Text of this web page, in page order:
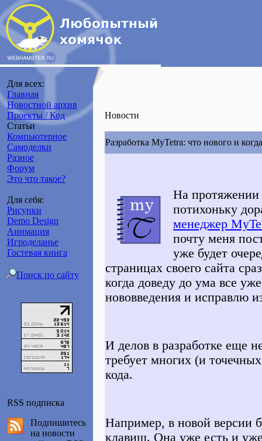
Для всех:
Главная
Новостной архив
Проекты / Код
Статьи
Компьютерное
Самоделки
Разное
Форум
Это что такое?
Для себя:
Рисунки
Demo Design
Анимация
Игроделанье
Гостевая книга
Поиск по сайту
RSS подписка
Подпишитесь
на новости
Новости
Разработка MyTetra: что нового и
На протяжении
потихоньку
менеджер
почту меня
уже будет
страницах своего сайта
когда доведу до ума все
нововведения и исправлю
И делов в разработке еще
требует многих (и
кода.
Например, в новой версии
клавиш. Она уже есть и